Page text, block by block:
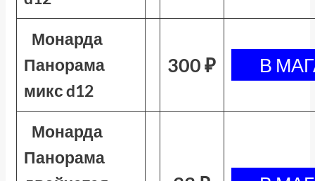
Монарда
Панорама
микс d12
300 ₽
Монарда
Панорама